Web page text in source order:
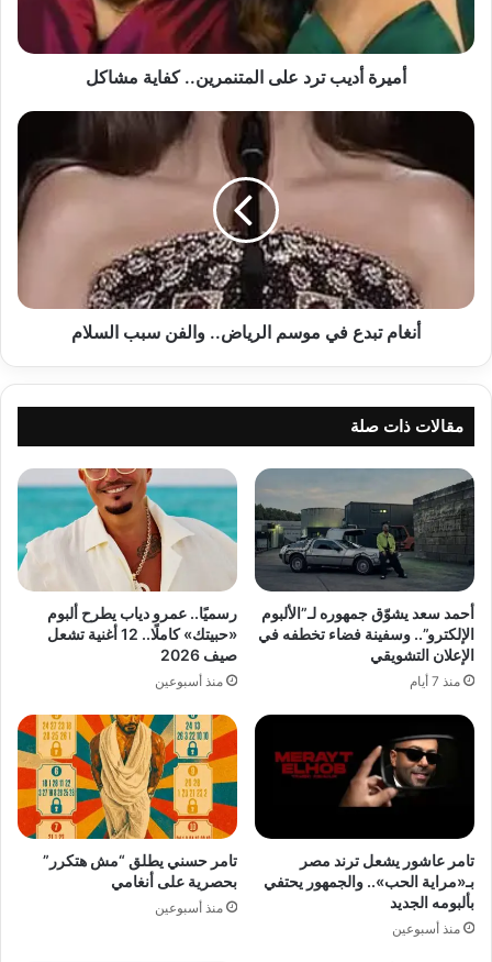
مشاكل
أميرة أديب ترد على المتنمرين.. كفاية مشاكل
أنغام
موسم
الرياض..
أنغام تبدع في موسم الرياض.. والفن سبب السلام
مقالات ذات صلة
أحمد سعد يشوّق جمهوره لـ”الألبوم
الإلكترو”.. وسفينة فضاء تخطفه في
الإعلان التشويقي
منذ 7 أيام
رسميًا.. عمرو دياب يطرح ألبوم
«حبيتك» كاملًا.. 12 أغنية تشعل
صيف 2026
منذ أسبوعين
تامر عاشور يشعل ترند مصر
بـ«مراية الحب».. والجمهور يحتفي
بألبومه الجديد
منذ أسبوعين
تامر حسني يطلق “مش هتكرر”
بحصرية على أنغامي
منذ أسبوعين